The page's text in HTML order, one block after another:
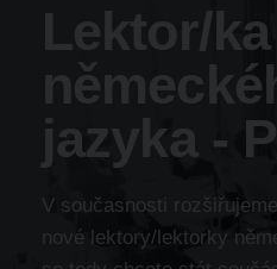
Lektor/ka
jazyka -
V současnosti
nové lektory/lektorky